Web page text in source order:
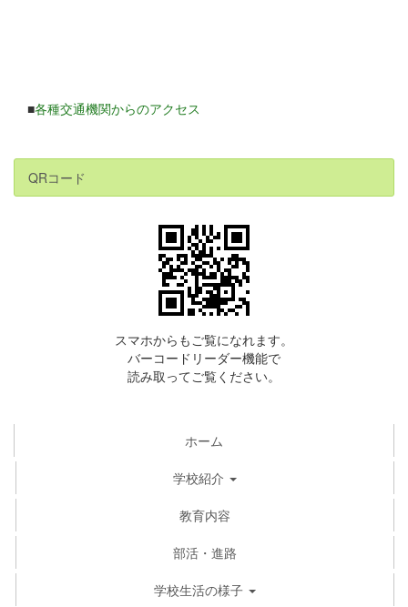
■各種交通機関からのアクセス
QRコード
スマホからもご覧になれます。
バーコードリーダー機能で
読み取ってご覧ください。
ホーム
学校紹介
教育内容
部活・進路
学校生活の様子